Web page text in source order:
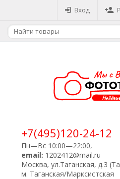
Вход
+7(495)120-24-12
Пн—Вс 10:00—22:00,
email: 1202412@mail.ru
Москва, ул.Таганская, д.3
м. Таганская/Марксистская